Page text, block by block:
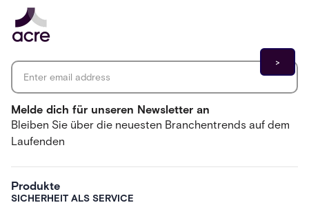
Melde dich für unseren Newsletter an
Bleiben Sie über die neuesten Branchentrends auf dem
Laufenden
Produkte
SICHERHEIT ALS SERVICE